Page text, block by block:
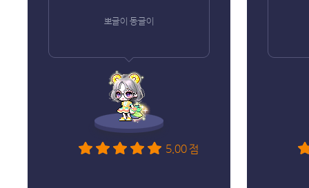
뽀글이 동글이
5.00 점